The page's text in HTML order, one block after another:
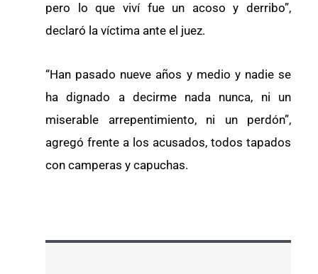
pero lo que viví fue un acoso y derribo”,
declaró la víctima ante el juez.
“Han pasado nueve años y medio y nadie se
ha dignado a decirme nada nunca, ni un
miserable arrepentimiento, ni un perdón”,
agregó frente a los acusados, todos tapados
con camperas y capuchas.